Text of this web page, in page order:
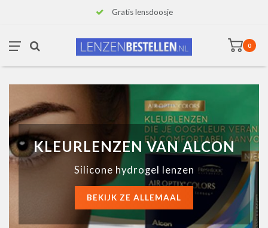
Gratis lensdoosje
0
KLEURLENZEN VAN ALCON
Silicone hydrogel lenzen
BEKIJK ZE ALLEMAAL